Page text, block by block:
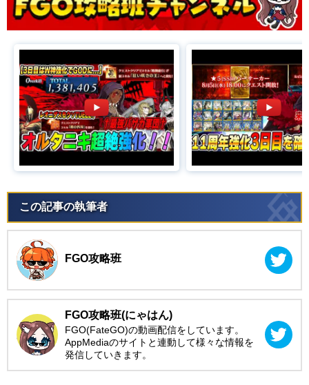
この記事の執筆者
FGO攻略班
FGO攻略班(にゃはん)
FGO(FateGO)の動画配信をしています。
AppMediaのサイトと連動して様々な情報を
発信していきます。